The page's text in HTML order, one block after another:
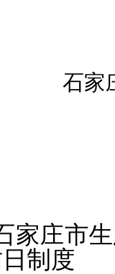
石家
家庄市
制度